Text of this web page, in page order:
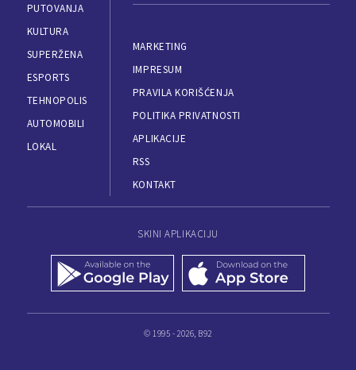
PUTOVANJA
KULTURA
SUPERŽENA
ESPORTS
TEHNOPOLIS
AUTOMOBILI
LOKAL
MARKETING
IMPRESUM
PRAVILA KORIŠĆENJA
POLITIKA PRIVATNOSTI
APLIKACIJE
RSS
KONTAKT
SKINI APLIKACIJU
© 1995 - 2026, B92